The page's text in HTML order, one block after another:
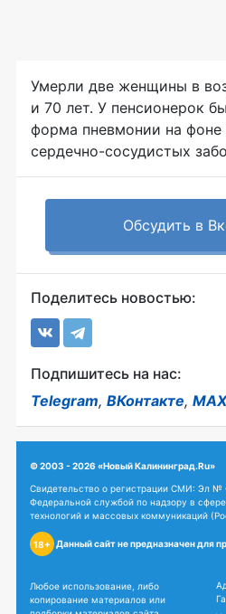
Умерли две женщины в
и 70 лет. У пенсионерок
форма пневмонии на фоне
сердечно-сосудистых
Обсудить в
Поделитесь новостью:
Подпишитесь на нас:
Telegram, ВКонтакте, MAX
© 2003 - 2026 «Новый Калининград.Ru»
Свидетельство о регистрации СМИ: Эл
Федеральной службой по надзору в
технологий и массовых коммуникаций
18+ Данный сайт не предназначен для
Любое использование, либо
копирование материалов или